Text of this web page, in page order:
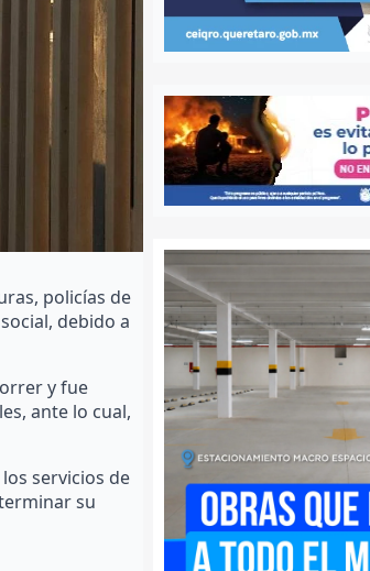
policías de
debido a
y fue
ante lo cual,
servicios de
su